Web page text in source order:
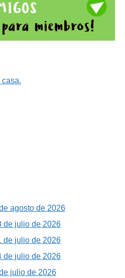
agosto de 2026
de julio de 2026
de julio de 2026
de julio de 2026
julio de 2026